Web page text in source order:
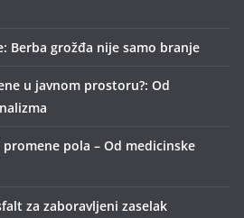
Berba grožđa nije samo branje
u javnom prostoru?: Od
pola – Od medicinske
za zaboravljeni zaselak